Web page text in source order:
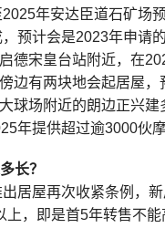
年安达臣道石矿场
预计会是2023年申请
德宋皇台站附近，在
边有两块地会起居屋，
球场附近的朗边正兴建
年提供超过逾3000伙摩
长？
居屋再次收紧条例，
上，即是首5年转售不